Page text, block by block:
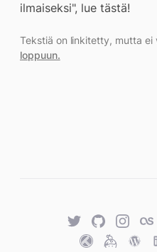
ilmaiseksi", lue tästä!
Tekstiä on linkitetty, mutta ei
loppuun.
TwitterGitHubTwitter
TraktKeybase